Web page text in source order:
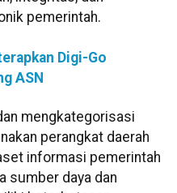
pemerintah.
Digi-Go
ASN
mengkategorisasi
perangkat daerah
informasi pemerintah
sumber daya dan